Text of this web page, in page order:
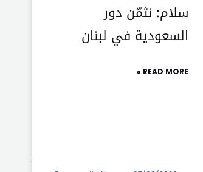
سلام: نثمّن دور
السعودية في لبنان
READ MORE »